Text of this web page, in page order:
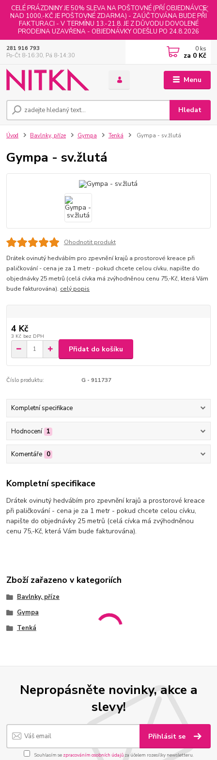
CELÉ PRÁZDNINY JE 50% SLEVA NA POŠTOVNÉ (PŘÍ OBJEDNÁVCE
NAD 1000,-KČ JE POŠTOVNÉ ZDARMA) - ZAÚČTOVÁNA BUDE PŘI
FAKTURACI - V TERMÍNU 13.-21.8. JE Z DŮVODU DOVOLENÉ
PRODEJNA UZAVŘENA - OBJEDNÁVKY ODEŠLU PO 24.8.2026
Menu
Hledat
281 916 793
Po-Čt 8-16:30, Pá 8-14:30
0 ks
za 0 Kč
Úvod Bavlnky, příze Gympa Tenká Gympa - sv.žlutá
Gympa - sv.žlutá
Ohodnotit produkt
Drátek ovinutý hedvábím pro zpevnění krajů a prostorové kreace při
paličkování - cena je za 1 metr - pokud chcete celou cívku, napište do
objednávky 25 metrů (celá cívka má zvýhodněnou cenu 75,-Kč, která Vám
bude fakturována). celý popis
4 Kč
3 Kč bez DPH
Přidat do košíku
Číslo produktu: G - 911737
Kompletní specifikace
Hodnocení 1
Komentáře 0
Kompletní specifikace
Drátek ovinutý hedvábím pro zpevnění krajů a prostorové kreace
při paličkování - cena je za 1 metr - pokud chcete celou cívku,
napište do objednávky 25 metrů (celá cívka má zvýhodněnou
cenu 75,-Kč, která Vám bude fakturována).
Zboží zařazeno v kategoriích
Bavlnky, příze
Gympa
Tenká
Nepropásněte novinky, akce a
slevy!
Přihlásit se
Souhlasím se zpracováním osobních údajůza účelem rozesílky newsletteru.